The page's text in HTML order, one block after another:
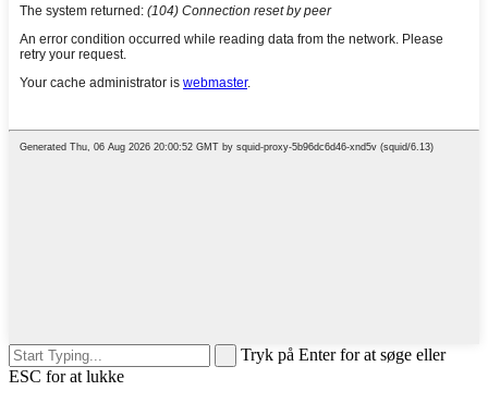
Tryk på Enter for at søge eller
ESC for at lukke